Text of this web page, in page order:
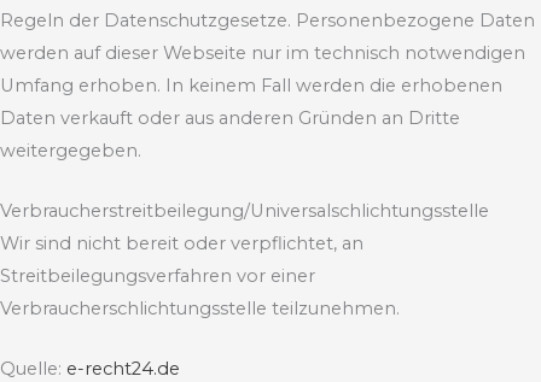
Regeln der Datenschutzgesetze. Personenbezogene Daten
werden auf dieser Webseite nur im technisch notwendigen
Umfang erhoben. In keinem Fall werden die erhobenen
Daten verkauft oder aus anderen Gründen an Dritte
weitergegeben.
Verbraucher­streit­beilegung/Universal­schlichtungs­stelle
Wir sind nicht bereit oder verpflichtet, an
Streitbeilegungsverfahren vor einer
Verbraucherschlichtungsstelle teilzunehmen.
Quelle: e-recht24.de